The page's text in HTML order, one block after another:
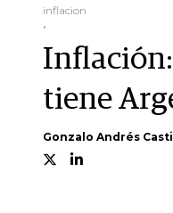
inflacion
.
tiene
Gonzalo Andrés